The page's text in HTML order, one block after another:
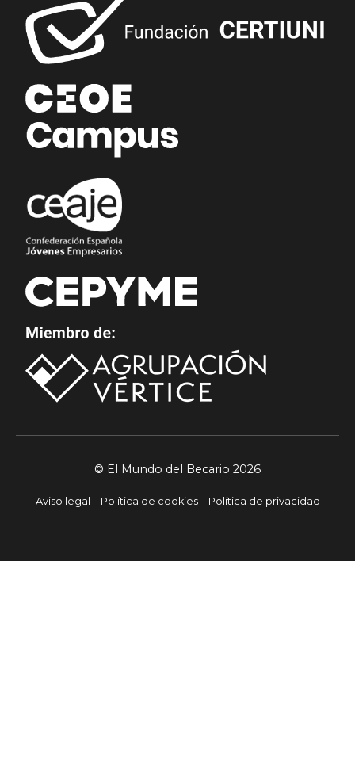
© El Mundo del Becario 2026
Aviso legal Política de cookies Política de privacidad